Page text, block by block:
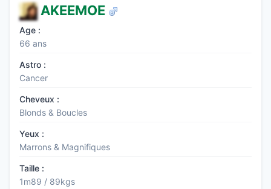
AKEEMOE
Age :
66 ans
Astro :
Cancer
Cheveux :
Blonds & Boucles
Yeux :
Marrons & Magnifiques
Taille :
1m89 / 89kgs